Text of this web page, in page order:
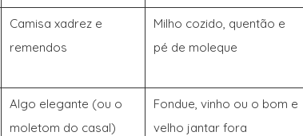
Camisa xadrez e
remendos
Milho cozido, quentão e
pé de moleque
Algo elegante (ou o
moletom do casal)
Fondue, vinho ou o bom e
velho jantar fora